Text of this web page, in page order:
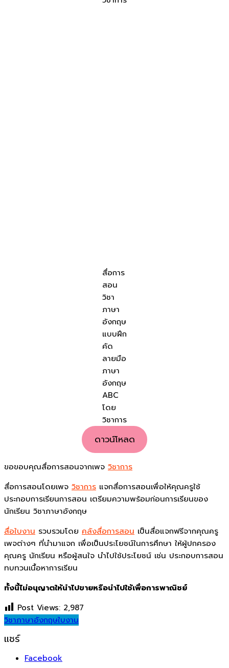
สื่อการ
สอน
วิชา
ภาษา
อังกฤษ
แบบฝึก
คัด
ลายมือ
ภาษา
อังกฤษ
ABC
โดย
วิชาการ
ดาวน์โหลด
ขอขอบคุณสื่อการสอนจากเพจ วิชาการ
สื่อการสอนโดยเพจ วิชาการ แจกสื่อการสอนเพื่อให้คุณครูใช้
ประกอบการเรียนการสอน เตรียมความพร้อมก่อนการเรียนของ
นักเรียน วิชาภาษาอังกฤษ
สื่อใบงาน รวบรวมโดย คลังสื่อการสอน เป็นสื่อแจกฟรีจากคุณครู
เพจต่างๆ ที่นำมาแจก เพื่อเป็นประโยชน์ในการศึกษา ให้ผู้ปกครอง
คุณครู นักเรียน หรือผู้สนใจ นำไปใช้ประโยชน์ เช่น ประกอบการสอน
ทบทวนเนื้อหาการเรียน
ทั้งนี้ไม่อนุญาตให้นำไปขายหรือนำไปใช้เพื่อการพาณิชย์
Post Views: 2,987
วิชาภาษาอังกฤษใบงาน
แชร์
Facebook